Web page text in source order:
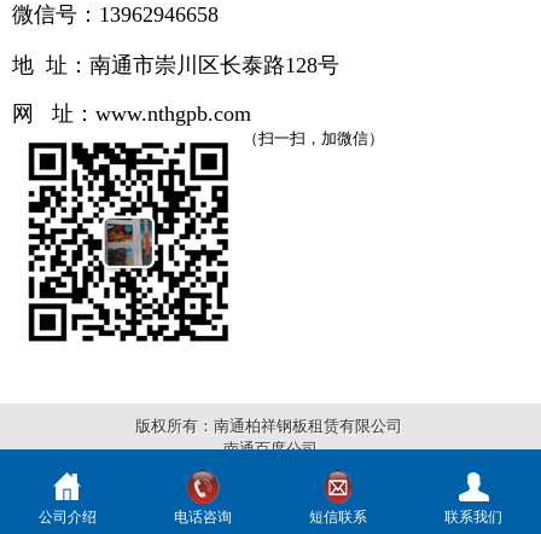
微信号：13962946658
地 址：南通市崇川区长泰路128号
网 址： www.nthgpb.com
（扫一扫，加微信）
版权所有：南通柏祥钢板租赁有限公司
南通百度公司
公司介绍 电话咨询 短信联系 联系我们